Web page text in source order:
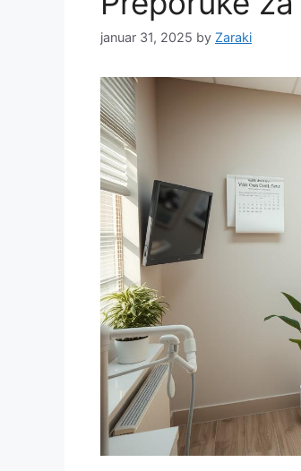
januar 31, 2025 by Zaraki